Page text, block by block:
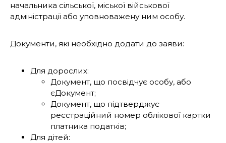
начальника сільської, міської військової
адміністрації або уповноважену ним особу.
Документи, які необхідно додати до заяви:
Для дорослих:
Документ, що посвідчує особу, або
єДокумент;
Документ, що підтверджує
реєстраційний номер облікової картки
платника податків;
Для дітей: